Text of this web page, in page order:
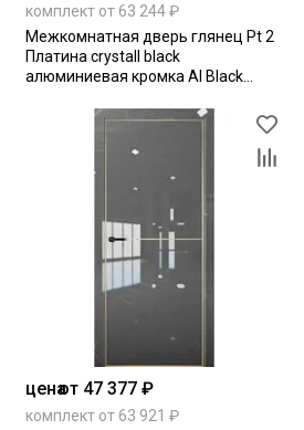
комплект от 63 244 ₽
Межкомнатная дверь глянец Pt 2
Платина crystall black
алюминиевая кромка Al Black
ценаот 47 377 ₽
комплект от 63 921 ₽